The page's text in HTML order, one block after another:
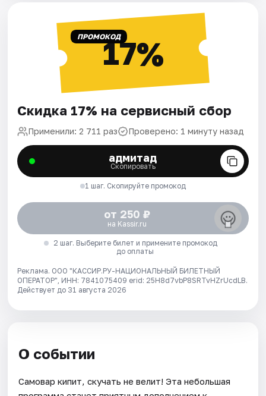
ПРОМОКОД17%
Скидка 17% на сервисный сбор
Применили: 2 711 раз Проверено: 1 минуту назад
адмитад
Скопировать
1 шаг. Скопируйте промокод
от 250 ₽
на Kassir.ru
2 шаг. Выберите билет и примените промокод
до оплаты
Реклама. ООО "КАССИР.РУ-НАЦИОНАЛЬНЫЙ БИЛЕТНЫЙ
ОПЕРАТОР", ИНН: 7841075409 erid: 25H8d7vbP8SRTvHZrUcdLB.
Действует до 31 августа 2026
О событии
Самовар кипит, скучать не велит! Эта небольшая